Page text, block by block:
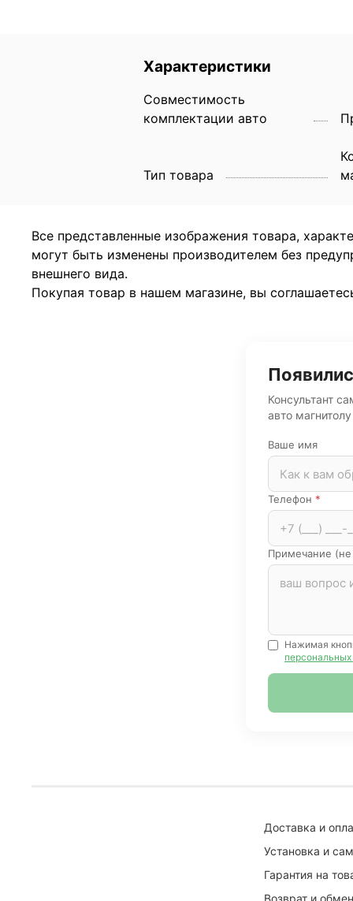
Характеристики
Совместимость
комплектации авто
Тип товара
Все представленные изображения товара,
могут быть изменены производителем без
внешнего вида.
Покупая товар в нашем магазине, вы
Консультант
авто
Ваше имя
Телефон *
Примечание (не
Нажимая
Доставка и
Установка и
Гарантия на
Возврат и